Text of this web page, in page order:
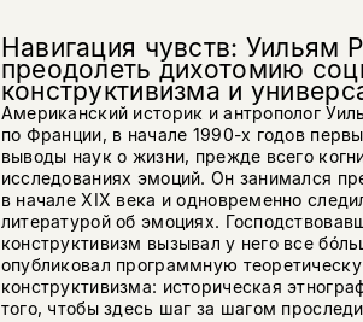
Навигация чувств: Уильям
преодолеть дихотомию
конструктивизма и
Американский историк и антрополог
по Франции, в начале 1990-х годов
выводы наук о жизни, прежде всего
исследованиях эмоций. Он занимался
в начале XIX века и одновременно
литературой об эмоциях.
конструктивизм вызывал у него все
опубликовал программную
конструктивизма: историческая
того, чтобы здесь шаг за шагом